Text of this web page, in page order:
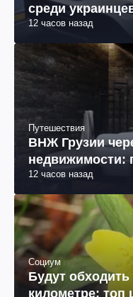
среди
12 часов назад
Путешествия
ВНЖ Грузии
недвижимости:
12 часов назад
Социум
Будут
километре: топ